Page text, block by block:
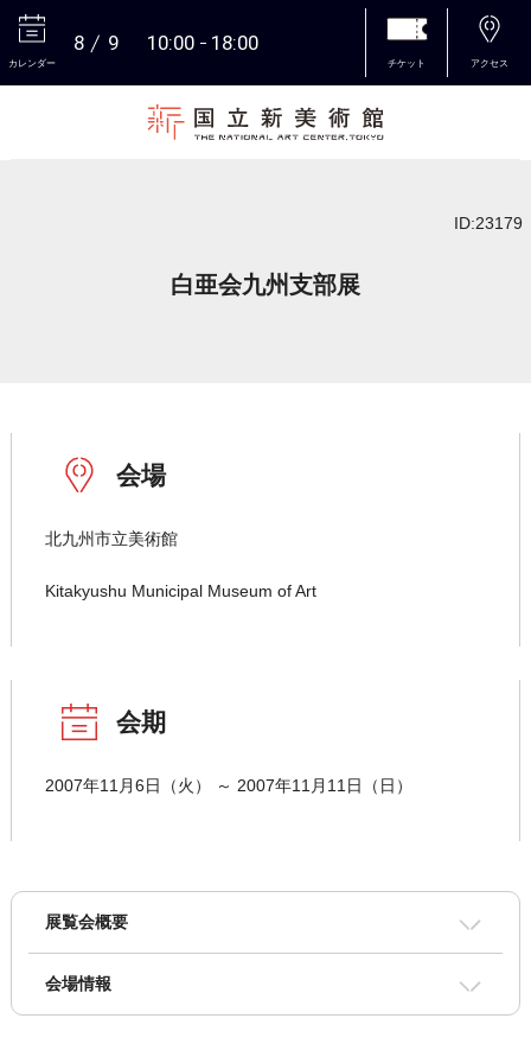
カレンダー
8 9 10:00 18:00
チケット アクセス
ID:23179
白亜会九州支部展
会場
北九州市立美術館
Kitakyushu Municipal Museum of Art
会期
2007年11月6日（火） ～ 2007年11月11日（日）
展覧会概要
会場情報